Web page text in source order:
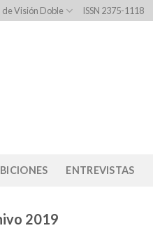
de Visión Doble ISSN 2375-1118
ENTREVISTAS
2019